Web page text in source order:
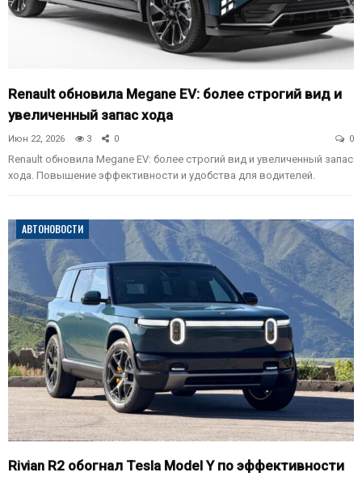
Renault обновила Megane EV: более строгий вид и
увеличенный запас хода
Июн 22, 2026 3 0 0
Renault обновила Megane EV: более строгий вид и увеличенный запас
хода. Повышение эффективности и удобства для водителей.
АВТОНОВОСТИ
Rivian R2 обогнал Tesla Model Y по эффективности